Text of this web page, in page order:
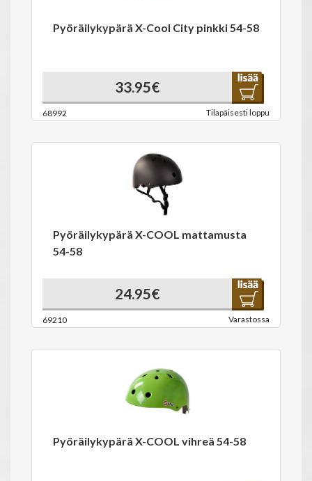
Pyöräilykypärä X-Cool City pinkki 54-58
33.95€
68992 Tilapäisesti loppu
Pyöräilykypärä X-COOL mattamusta
54-58
24.95€
69210 Varastossa
Pyöräilykypärä X-COOL vihreä 54-58